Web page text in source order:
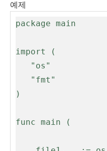
예제
package main
import (
)
func main (